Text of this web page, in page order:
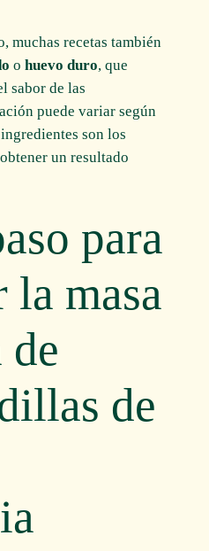
muchas recetas también
ohuevo duro, que
sabor de las
puede variar según
son los
un resultado
para
la masa
de
de